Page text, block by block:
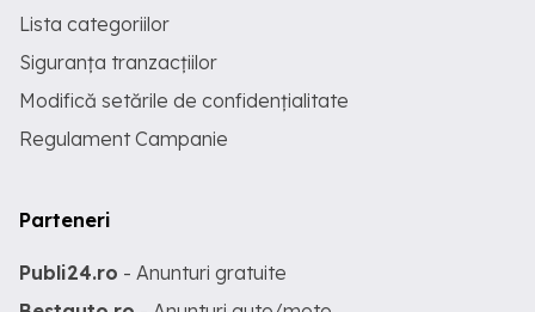
Lista categoriilor
Siguranța tranzacțiilor
Modifică setările de confidențialitate
Regulament Campanie
Parteneri
Publi24.ro - Anunturi gratuite